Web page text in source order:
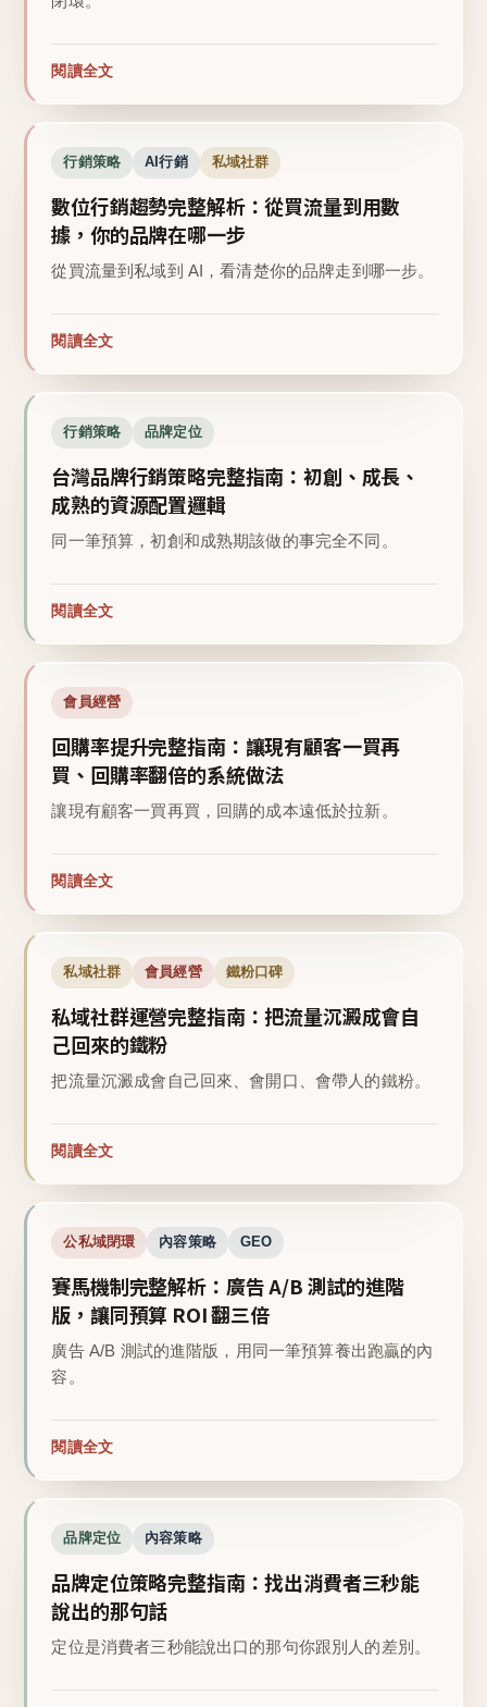
閱讀全文
行銷策略 AI行銷 私域社群
數位行銷趨勢完整解析：從買流量到用數
據，你的品牌在哪一步
從買流量到私域到 AI，看清楚你的品牌走到哪一步。
閱讀全文
行銷策略 品牌定位
台灣品牌行銷策略完整指南：初創、成長、
成熟的資源配置邏輯
同一筆預算，初創和成熟期該做的事完全不同。
閱讀全文
會員經營
回購率提升完整指南：讓現有顧客一買再
買、回購率翻倍的系統做法
讓現有顧客一買再買，回購的成本遠低於拉新。
閱讀全文
私域社群 會員經營 鐵粉口碑
私域社群運營完整指南：把流量沉澱成會自
己回來的鐵粉
把流量沉澱成會自己回來、會開口、會帶人的鐵粉。
閱讀全文
公私域閉環 內容策略 GEO
賽馬機制完整解析：廣告 A/B 測試的進階
版，讓同預算 ROI 翻三倍
廣告 A/B 測試的進階版，用同一筆預算養出跑贏的內
容。
閱讀全文
品牌定位 內容策略
品牌定位策略完整指南：找出消費者三秒能
說出的那句話
定位是消費者三秒能說出口的那句你跟別人的差別。